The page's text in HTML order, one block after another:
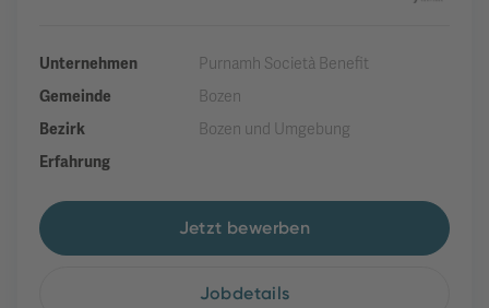
Unternehmen
Purnamh Società Benefit
Gemeinde
Bozen
Bezirk
Bozen und Umgebung
Erfahrung
Jetzt bewerben
Jobdetails